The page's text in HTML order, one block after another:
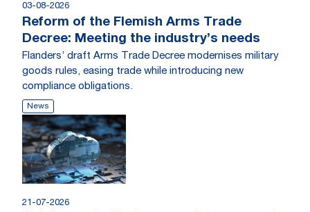
03-08-2026
Reform of the Flemish Arms Trade
Decree: Meeting the industry’s needs
Flanders’ draft Arms Trade Decree modernises military
goods rules, easing trade while introducing new
compliance obligations.
News
21-07-2026